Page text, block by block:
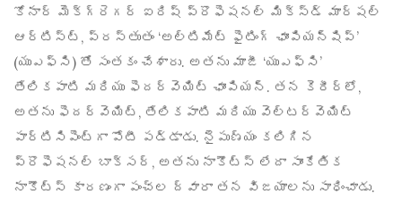
కోనార్ మెక్‌గ్రెగర్ ఐరిష్ ప్రొఫెషనల్ మిక్స్‌డ్ మార్షల్
ఆర్టిస్ట్, ప్రస్తుతం ‘అల్టిమేట్ ఫైటింగ్ ఛాంపియన్‌షిప్’
(యుఎఫ్‌సి) తో సంతకం చేశారు. అతను మాజీ ‘యుఎఫ్‌సి’
తేలికపాటి మరియు ఫెదర్‌వెయిట్ ఛాంపియన్. తన కెరీర్లో,
అతను ఫెదర్‌వెయిట్, తేలికపాటి మరియు వెల్టర్‌వెయిట్
పార్టిసిపెంట్‌గా పోటీ పడ్డాడు. నైపుణ్యం కలిగిన
ప్రొఫెషనల్ బాక్సర్, అతను నాకౌట్స్ లేదా సాంకేతిక
నాకౌట్స్ కారణంగా పంచ్‌ల ద్వారా తన విజయాలను సాధించాడు.